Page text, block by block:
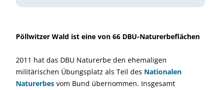
Pöllwitzer Wald ist eine von 66 DBU-Naturerbeflächen
2011 hat das DBU Naturerbe den ehemaligen
militärischen Übungsplatz als Teil des Nationalen
Naturerbes vom Bund übernommen. Insgesamt